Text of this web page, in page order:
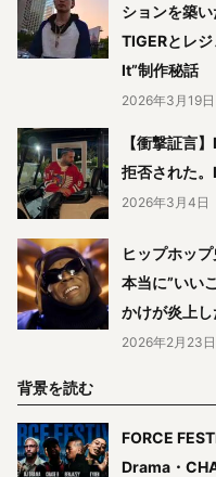
ションを築
TIGERとレ
It”制作秘話
2026年3月19日
【衝撃証言
拒否された
2026年3月4日
ヒップホッ
本当に”いい
かけが炎上
2026年2月23日
背景を読む
FORCE
Drama・